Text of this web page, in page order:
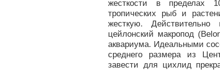
жесткости в пределах
тропических рыб и
жесткую.
цейлонский макропод
аквариума. Идеальными
среднего размера из
завести для цихлид